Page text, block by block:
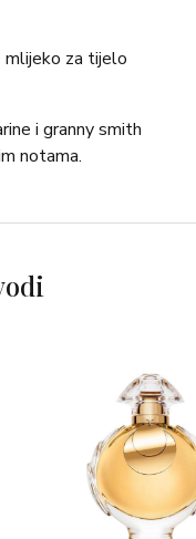
za tijelo
i granny smith
notama.